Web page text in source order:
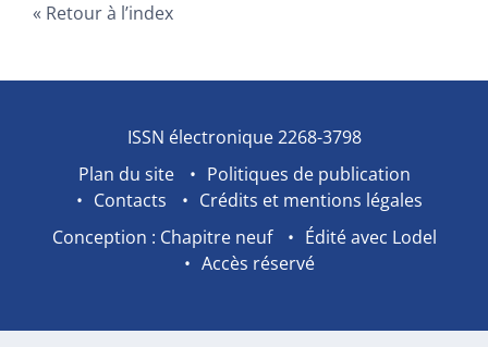
Retour à l’index
ISSN électronique 2268-3798
Plan du site
Politiques de publication
Contacts
Crédits et mentions légales
Conception : Chapitre neuf
Édité avec Lodel
Accès réservé